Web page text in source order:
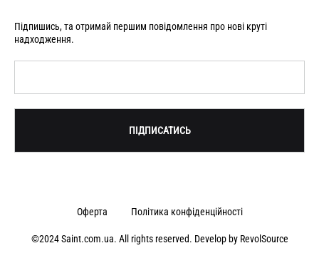
Підпишись, та отримай першим повідомлення про нові круті
надходження.
©2024 Saint.com.ua. All rights reserved. Develop by RevolSource
Оферта Політика конфіденційності